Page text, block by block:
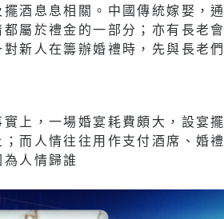
酒息息相關。中國傳統嫁娶，通
屬於禮金的一部分；亦有長老會
新人在籌辦婚禮時，先與長老們
上，一場婚宴耗費頗大，設宴擺
而人情往往用作支付酒席、婚禮
人情歸誰